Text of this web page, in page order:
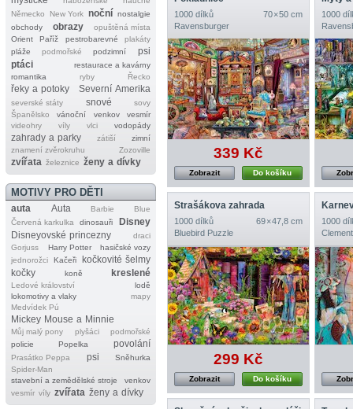
Německo
New York noční nostalgie
obchody
obrazy
opuštěná místa
Orient
Paříž pestrobarevné
plakáty
pláže
podmořské podzimní
psi
ptáci
restaurace a kavárny
romantika
ryby Řecko
řeky a potoky Severní Amerika
severské státy snové
sovy
Španělsko
vánoční venkov
vesmír
videohry
víly vlci vodopády
zahrady a parky zátiší
zimní
znamení zvěrokruhu
Zozoville
zvířata železnice ženy a dívky
MOTIVY PRO DĚTI
auta Auta Barbie
Blue
Červená karkulka
dinosauři
Disney
Disneyovské princezny
draci
Gorjuss
Harry Potter
hasičské vozy
jednorožci
Kačeři
kočkovité šelmy
kočky
koně kreslené
Ledové království
lodě
lokomotivy a vlaky
mapy
Medvídek Pú
Mickey Mouse a Minnie
Můj malý pony plyšáci
podmořské
policie
Popelka povolání
Prasátko Peppa psi
Sněhurka
Spider‐Man
stavební a zemědělské stroje
venkov
vesmír víly zvířata ženy a dívky
1000 dílků
70 × 50 cm
Ravensburger
339 Kč
Do košíku
Zobrazit
1000
Strašákova zahrada
1000 dílků
69 × 47,8 cm
Bluebird Puzzle
299 Kč
Do košíku
Zobrazit
1000